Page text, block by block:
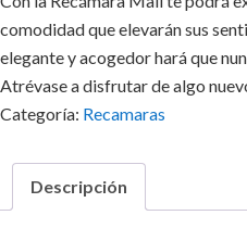
comodidad que elevarán sus
elegante y acogedor hará que
Atrévase a disfrutar de algo
Categoría: Recamaras
Descripción